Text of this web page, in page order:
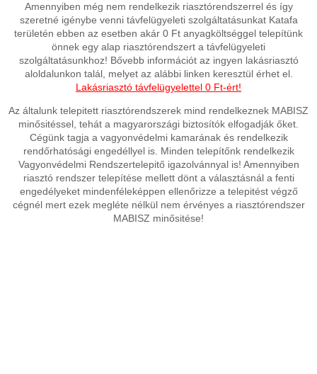
Amennyiben még nem rendelkezik riasztórendszerrel és így
szeretné igénybe venni távfelügyeleti szolgáltatásunkat Katafa
területén ebben az esetben akár 0 Ft anyagköltséggel telepítünk
önnek egy alap riasztórendszert a távfelügyeleti
szolgáltatásunkhoz! Bővebb információt az ingyen lakásriasztó
aloldalunkon talál, melyet az alábbi linken keresztül érhet el.
Lakásriasztó távfelügyelettel 0 Ft-ért!
Az általunk telepitett riasztórendszerek mind rendelkeznek MABISZ
minősitéssel, tehát a magyarországi biztosítók elfogadják őket.
Cégünk tagja a vagyonvédelmi kamarának és rendelkezik
rendőrhatósági engedéllyel is. Minden telepítőnk rendelkezik
Vagyonvédelmi Rendszertelepitő igazolvánnyal is! Amennyiben
riasztó rendszer telepítése mellett dönt a választásnál a fenti
engedélyeket mindenféleképpen ellenőrizze a telepitést végző
cégnél mert ezek megléte nélkül nem érvényes a riasztórendszer
MABISZ minősitése!